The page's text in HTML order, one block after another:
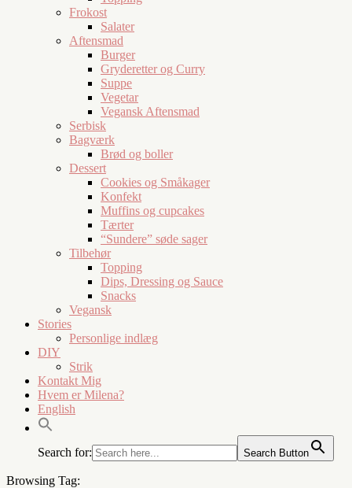
Frokost
Salater
Aftensmad
Burger
Gryderetter og Curry
Suppe
Vegetar
Vegansk Aftensmad
Serbisk
Bagværk
Brød og boller
Dessert
Cookies og Småkager
Konfekt
Muffins og cupcakes
Tærter
“Sundere” søde sager
Tilbehør
Topping
Dips, Dressing og Sauce
Snacks
Vegansk
Stories
Personlige indlæg
DIY
Strik
Kontakt Mig
Hvem er Milena?
English
Search for: Search Button
Browsing Tag: